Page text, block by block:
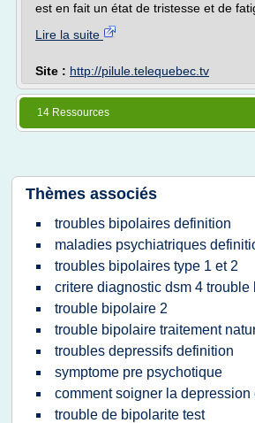
est en fait un état de tristesse et de
Lire la suite
Site : http://pilule.telequebec.tv
14 Ressources
Thèmes associés
troubles bipolaires definition
maladies psychiatriques
troubles bipolaires type 1 et 2
critere diagnostic dsm 4 trouble
trouble bipolaire 2
trouble bipolaire traitement
troubles depressifs definition
symptome pre psychotique
comment soigner la depression
trouble de bipolarite test